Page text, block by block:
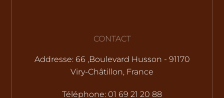
CONTACT
Addresse: 66 ,Boulevard Husson - 91170
Viry-Châtillon, France
Téléphone: 01 69 21 20 88